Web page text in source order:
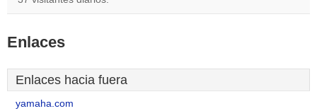
Enlaces
Enlaces hacia fuera
yamaha.com